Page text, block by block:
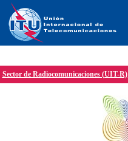
Sector de Radiocomunicaciones (UIT-R)